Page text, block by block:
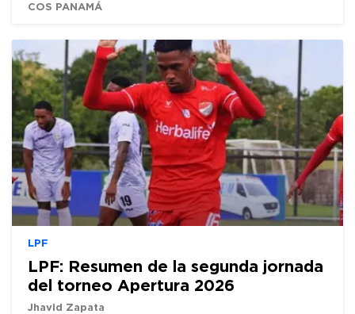
COS PANAMÁ
LPF
LPF: Resumen de la segunda jornada
del torneo Apertura 2026
Jhavid Zapata